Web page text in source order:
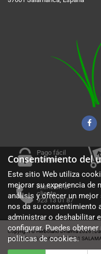
Pago fácil
y seguro
Atención al
cliente
923 13 01 87
Copyright © Herbolario Dharma 2026 |
Cuesta Sancti Spiritus 36, 37001
Consentimiento del
Este sitio Web utiliza
mejorar su experiencia de
análisis y ofrecer un
nos da su consentimiento
administrar o deshabilitar
configurar. Puedes
políticas de cookies.